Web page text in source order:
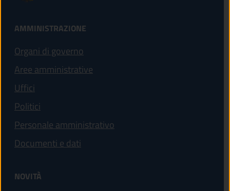
AMMINISTRAZIONE
Organi di governo
Aree amministrative
Uffici
Politici
Personale amministrativo
Documenti e dati
NOVITÀ